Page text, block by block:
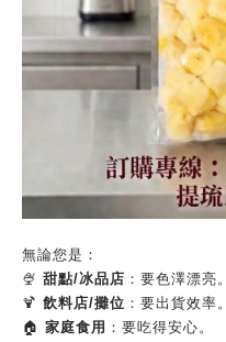
​無論您是：
🍨 甜點/冰品店 ：要色澤漂亮。
🍹 飲料店/攤位 ：要出貨效率。
🏠 家庭食用 ：要吃得安心。